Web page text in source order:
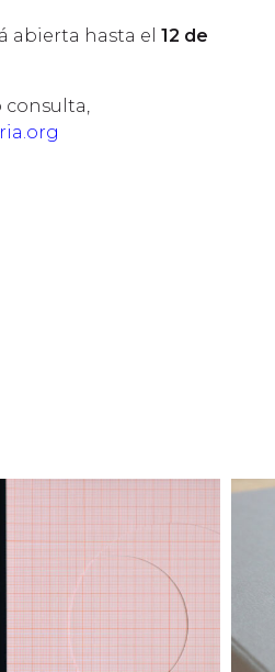
abierta hasta el 12 de
consulta,